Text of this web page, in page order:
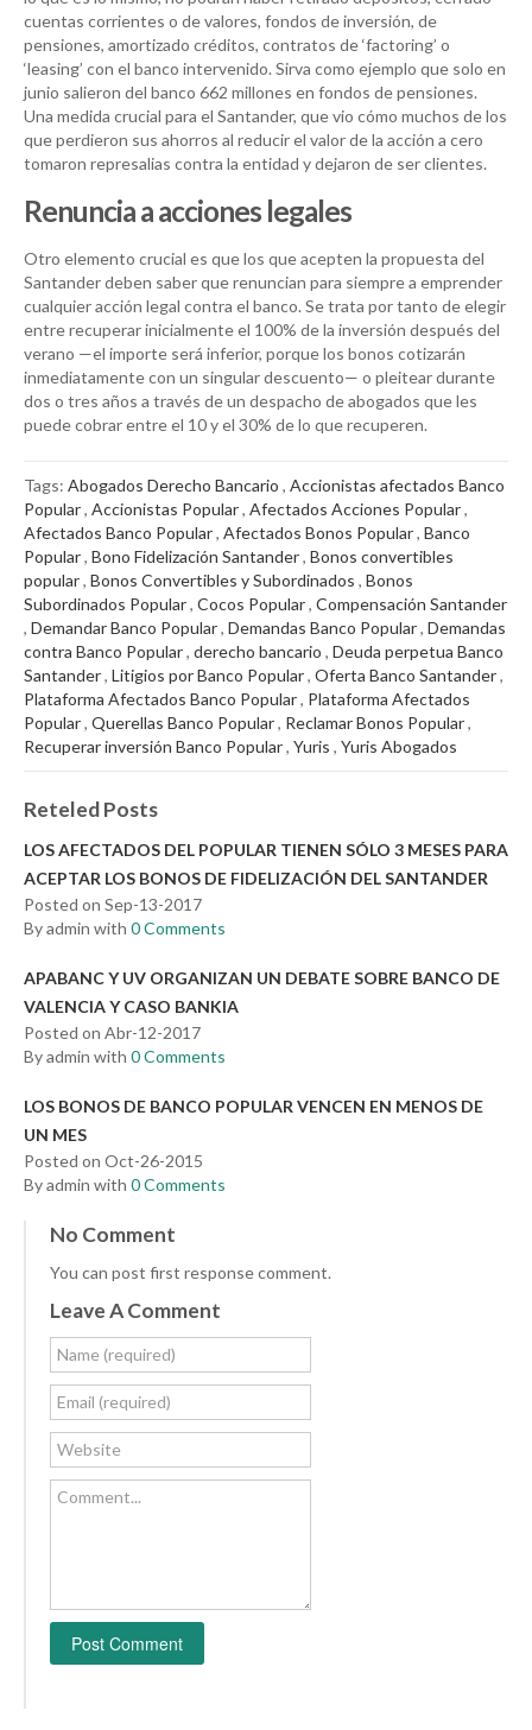
cuentas corrientes o de valores, fondos de inversión, de
pensiones, amortizado créditos, contratos de ‘factoring’ o
‘leasing’ con el banco intervenido. Sirva como ejemplo que solo en
junio salieron del banco 662 millones en fondos de pensiones.
Una medida crucial para el Santander, que vio cómo muchos de los
que perdieron sus ahorros al reducir el valor de la acción a cero
tomaron represalias contra la entidad y dejaron de ser clientes.
Renuncia a acciones legales
Otro elemento crucial es que los que acepten la propuesta del
Santander deben saber que renuncian para siempre a emprender
cualquier acción legal contra el banco. Se trata por tanto de elegir
entre recuperar inicialmente el 100% de la inversión después del
verano —el importe será inferior, porque los bonos cotizarán
inmediatamente con un singular descuento— o pleitear durante
dos o tres años a través de un despacho de abogados que les
puede cobrar entre el 10 y el 30% de lo que recuperen.
Tags: Abogados Derecho Bancario , Accionistas afectados Banco
Popular, Accionistas Popular, Afectados Acciones Popular,
Afectados Banco Popular, Afectados Bonos Popular, Banco
Popular, Bono Fidelización Santander, Bonos convertibles
popular, Bonos Convertibles y Subordinados , Bonos
Subordinados Popular, Cocos Popular, Compensación Santander
, Demandar Banco Popular, Demandas Banco Popular, Demandas
contra Banco Popular, derecho bancario , Deuda perpetua Banco
Santander, Litigios por Banco Popular, Oferta Banco Santander,
Plataforma Afectados Banco Popular, Plataforma Afectados
Popular, Querellas Banco Popular, Reclamar Bonos Popular,
Recuperar inversión Banco Popular, Yuris , Yuris Abogados
Reteled Posts
LOS AFECTADOS DEL POPULAR TIENEN SÓLO 3 MESES PARA
ACEPTAR LOS BONOS DE FIDELIZACIÓN DEL SANTANDER
Posted on Sep-13-2017
By admin with 0 Comments
APABANC Y UV ORGANIZAN UN DEBATE SOBRE BANCO DE
VALENCIA Y CASO BANKIA
Posted on Abr-12-2017
By admin with 0 Comments
LOS BONOS DE BANCO POPULAR VENCEN EN MENOS DE
UN MES
Posted on Oct-26-2015
By admin with 0 Comments
No Comment
You can post first response comment.
Leave A Comment
Name (required)
Email (required)
Website
Comment...